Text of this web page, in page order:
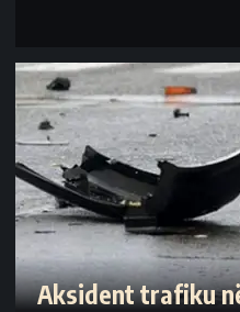
Aksident trafiku